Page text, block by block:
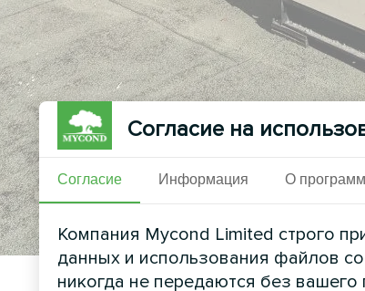
Согласие на
Согласие Информация О
Компания Mycond Limited строго
данных и использования файлов
никогда не передаются без